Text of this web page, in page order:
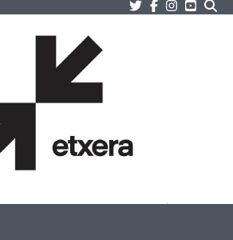
Twitter
Facebook
Instagram